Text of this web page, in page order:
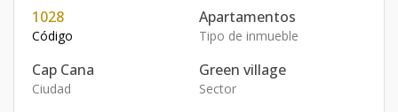
1028
Código
Apartamentos
Tipo de inmueble
Cap Cana
Ciudad
Green village
Sector